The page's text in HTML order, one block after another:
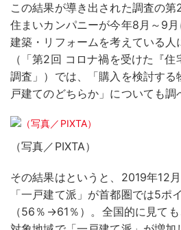
この結果が導き出された調査の第
住まいカンパニーが今年8月～9月
建築・リフォームを考えている人
（「第2回 コロナ禍を受けた『住
調査」）では、「購入を検討する
戸建てのどちらか」についても調
（写真／PIXTA）
その結果はというと、2019年12
「一戸建て派」が首都圏では5ポ
（56％→61％）。全国的に見て